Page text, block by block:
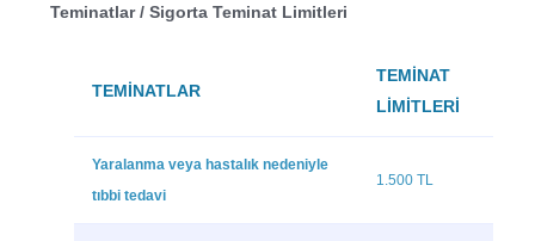
Teminatlar / Sigorta Teminat Limitleri
TEMİNATLAR
TEMİNAT
LİMİTLERİ
Yaralanma veya hastalık nedeniyle
tıbbi tedavi
1.500 TL